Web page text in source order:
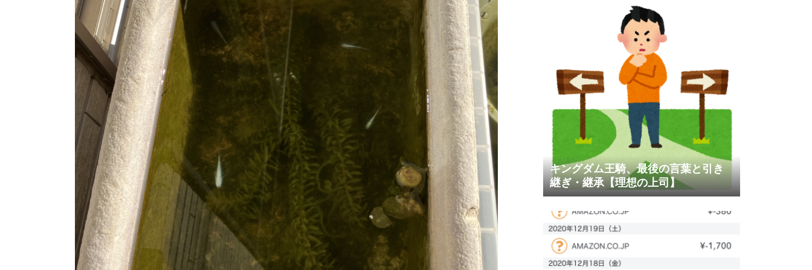
キングダム王騎、最後の言葉と引き
継ぎ・継承【理想の上司】